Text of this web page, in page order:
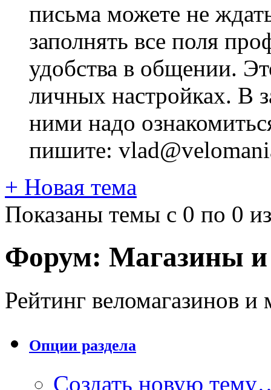
письма можете не
заполнять все поля
удобства в общении.
личных настройках. В
ними надо
пишите:
+ Новая тема
Показаны темы с 0 по 0
Форум: Магазины и
Рейтинг веломагазинов
Опции раздела
Создать новую